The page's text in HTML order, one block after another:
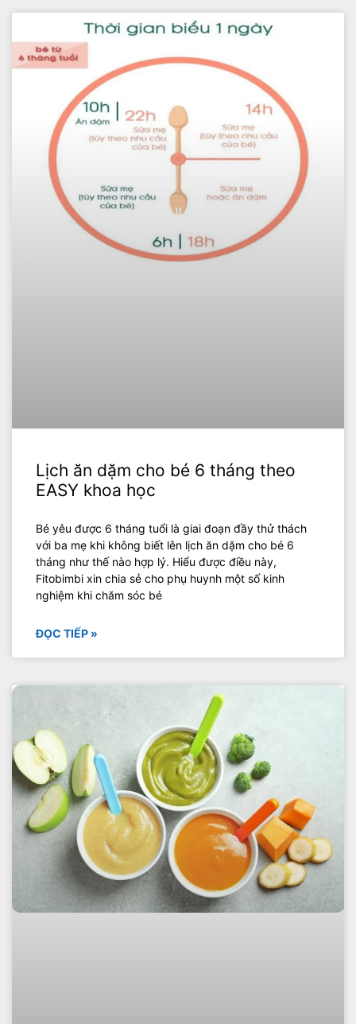
Lịch ăn dặm cho bé 6 tháng theo
EASY khoa học
Bé yêu được 6 tháng tuổi là giai đoạn đầy thử thách
với ba mẹ khi không biết lên lịch ăn dặm cho bé 6
tháng như thế nào hợp lý. Hiểu được điều này,
Fitobimbi xin chia sẻ cho phụ huynh một số kinh
nghiệm khi chăm sóc bé
ĐỌC TIẾP »